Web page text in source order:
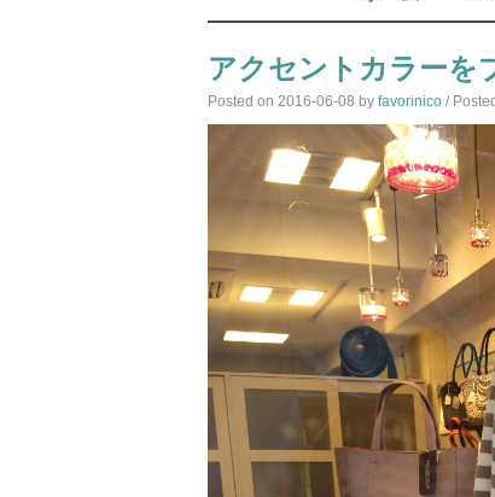
アクセントカラーを
Posted on 2016-06-08 by favorinico /